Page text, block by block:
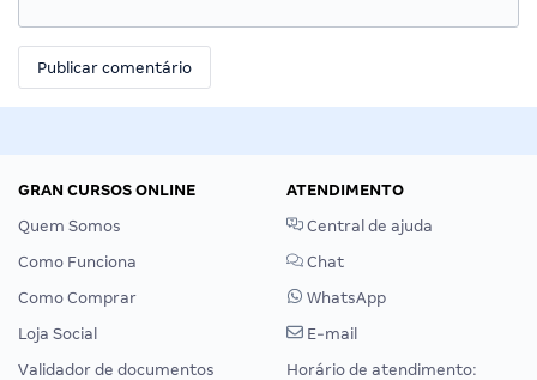
GRAN CURSOS ONLINE
Quem Somos
Como Funciona
Como Comprar
Loja Social
Validador de documentos
ATENDIMENTO
Central de ajuda
Chat
WhatsApp
E-mail
Horário de atendimento: